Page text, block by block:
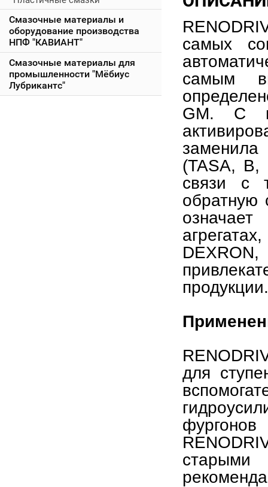
Смазочные материалы и
оборудование производства
НПФ "КАВИАНТ"
Смазочные материалы для
промышленности "Мёбиус
Лубрикантс"
самых
самым
GM. С
(TASA,
связи с
обратную
продукции.
для